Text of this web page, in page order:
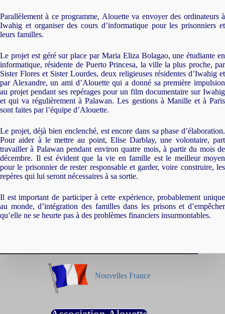
Parallèlement à ce programme, Alouette va envoyer des ordinateurs à
Iwahig et organiser des cours d’informatique pour les prisonniers et
leurs familles.
Le projet est géré sur place par Maria Eliza Bolagao, une étudiante en
informatique, résidente de Puerto Princesa, la ville la plus proche, par
Sister Flores et Sister Lourdes, deux religieuses résidentes d’Iwahig et
par Alexandre, un ami d’Alouette qui a donné sa première impulsion
au projet pendant ses repérages pour un film documentaire sur Iwahig
et qui va régulièrement à Palawan. Les gestions à Manille et à Paris
sont faites par l’équipe d’Alouette.
Le projet, déjà bien enclenché, est encore dans sa phase d’élaboration.
Pour aider à le mettre au point, Elise Darblay, une volontaire, part
travailler à Palawan pendant environ quatre mois, à partir du mois de
décembre. Il est évident que la vie en famille est le meilleur moyen
pour le prisonnier de rester responsable et garder, voire construire, les
repères qui lui seront nécessaires à sa sortie.
Il est important de participer à cette expérience, probablement unique
au monde, d’intégration des familles dans les prisons et d’empêcher
qu’elle ne se heurte pas à des problèmes financiers insurmontables.
Nouvelles France